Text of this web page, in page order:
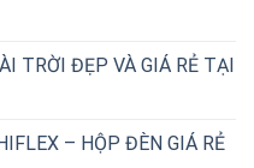
TRỜI ĐẸP VÀ GIÁ RẺ TẠI
– HỘP ĐÈN GIÁ RẺ